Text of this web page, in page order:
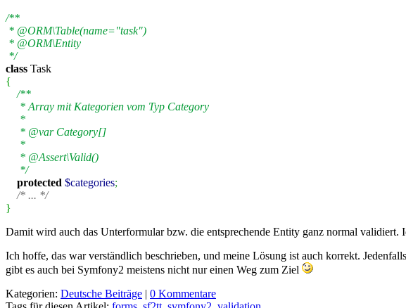
/**
* @ORM\Table(name="task")
* @ORM\Entity
*/
class Task
{
/**
* Array mit Kategorien vom Typ Category
*
* @var Category[]
*
* @Assert\Valid()
*/
protected $categories;
/* ... */
}
Damit wird auch das Unterformular bzw. die entsprechende Entity ganz normal validiert.
Ich hoffe, das war verständlich beschrieben, und meine Lösung ist auch korrekt.
gibt es auch bei Symfony2 meistens nicht nur einen Weg zum Ziel
Kategorien: Deutsche Beiträge | 0 Kommentare